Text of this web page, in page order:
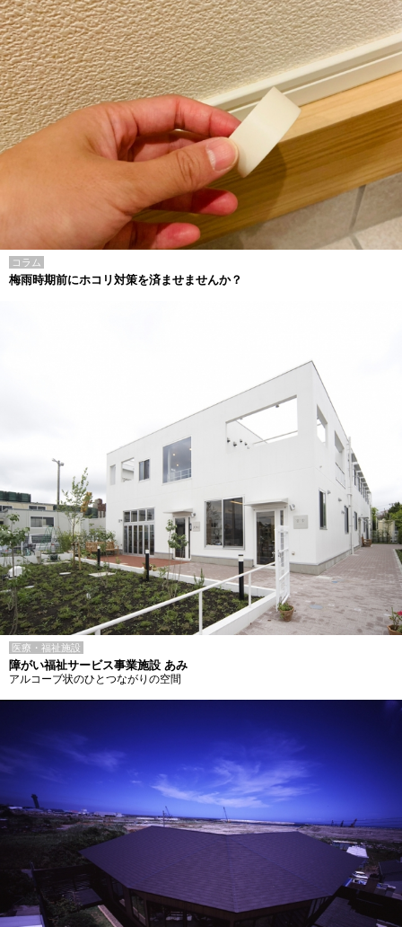
コラム
梅雨時期前にホコリ対策を済ませませんか？
医療・福祉施設
障がい福祉サービス事業施設 あみ
アルコーブ状のひとつながりの空間